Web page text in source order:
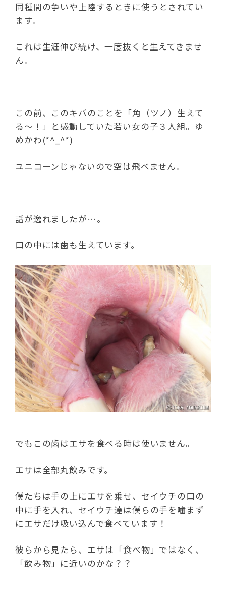
同種間の争いや上陸するときに使うとされてい
ます。
これは生涯伸び続け、一度抜くと生えてきませ
ん。
この前、このキバのことを「角（ツノ）生えて
る～！」と感動していた若い女の子３人組。ゆ
めかわ(*^_^*)
ユニコーンじゃないので空は飛べません。
話が逸れましたが…。
口の中には歯も生えています。
でもこの歯はエサを食べる時は使いません。
エサは全部丸飲みです。
僕たちは手の上にエサを乗せ、セイウチの口の
中に手を入れ、セイウチ達は僕らの手を噛まず
にエサだけ吸い込んで食べています！
彼らから見たら、エサは「食べ物」ではなく、
「飲み物」に近いのかな？？